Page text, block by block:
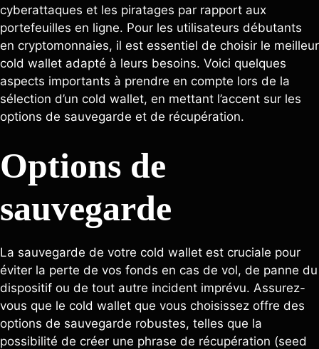
cyberattaques et les piratages par rapport aux
portefeuilles en ligne. Pour les utilisateurs débutants
en cryptomonnaies, il est essentiel de choisir le meilleur
cold wallet adapté à leurs besoins. Voici quelques
aspects importants à prendre en compte lors de la
sélection d’un cold wallet, en mettant l’accent sur les
options de sauvegarde et de récupération.
Options de
sauvegarde
La sauvegarde de votre cold wallet est cruciale pour
éviter la perte de vos fonds en cas de vol, de panne du
dispositif ou de tout autre incident imprévu. Assurez-
vous que le cold wallet que vous choisissez offre des
options de sauvegarde robustes, telles que la
possibilité de créer une phrase de récupération (seed